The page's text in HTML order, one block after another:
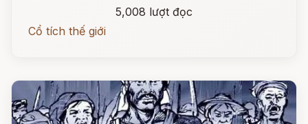
5,008 lượt đọc
Cổ tích thế giới